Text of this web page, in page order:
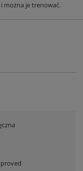
można je trenować.